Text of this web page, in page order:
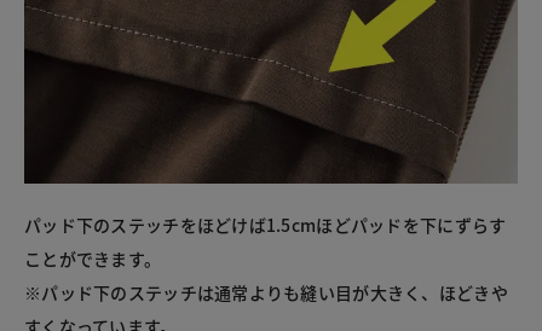
パッド下のステッチをほどけば1.5cmほどパッドを下にずらす
ことができます。
※パッド下のステッチは通常よりも縫い目が大きく、ほどきや